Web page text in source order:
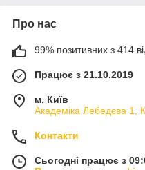
Про нас
99% позитивних з 414
Працює з 21.10.2019
м. Київ
Академіка Лебедєва 1,
Контакти
Сьогодні працює з